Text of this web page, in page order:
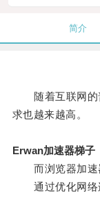
简介
随着互联网的
求也越来越高。
Erwan加速器梯子
而浏览器加速
通过优化网络